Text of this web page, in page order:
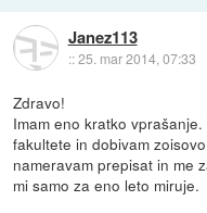
Janez113
::25. mar 2014, 07:33
Zdravo!
Imam eno kratko
fakultete in dobivam
nameravam prepisat in me
mi samo za eno leto miruje.